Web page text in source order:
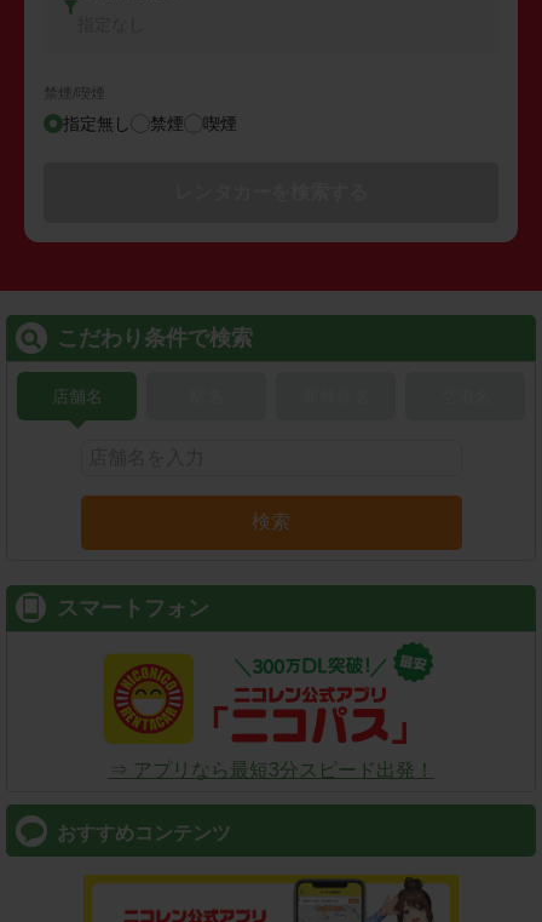
禁煙/喫煙
指定無し 禁煙 喫煙
こだわり条件で検索
店舗名
検索
スマートフォン
⇒ アプリなら最短3分スピード出発！
おすすめコンテンツ